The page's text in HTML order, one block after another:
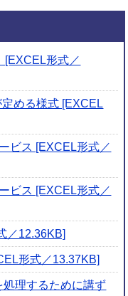
[EXCEL形式／
定める様式 [EXCEL
ビス [EXCEL形式／
ビス [EXCEL形式／
／12.36KB]
形式／13.37KB]
理するために講ず